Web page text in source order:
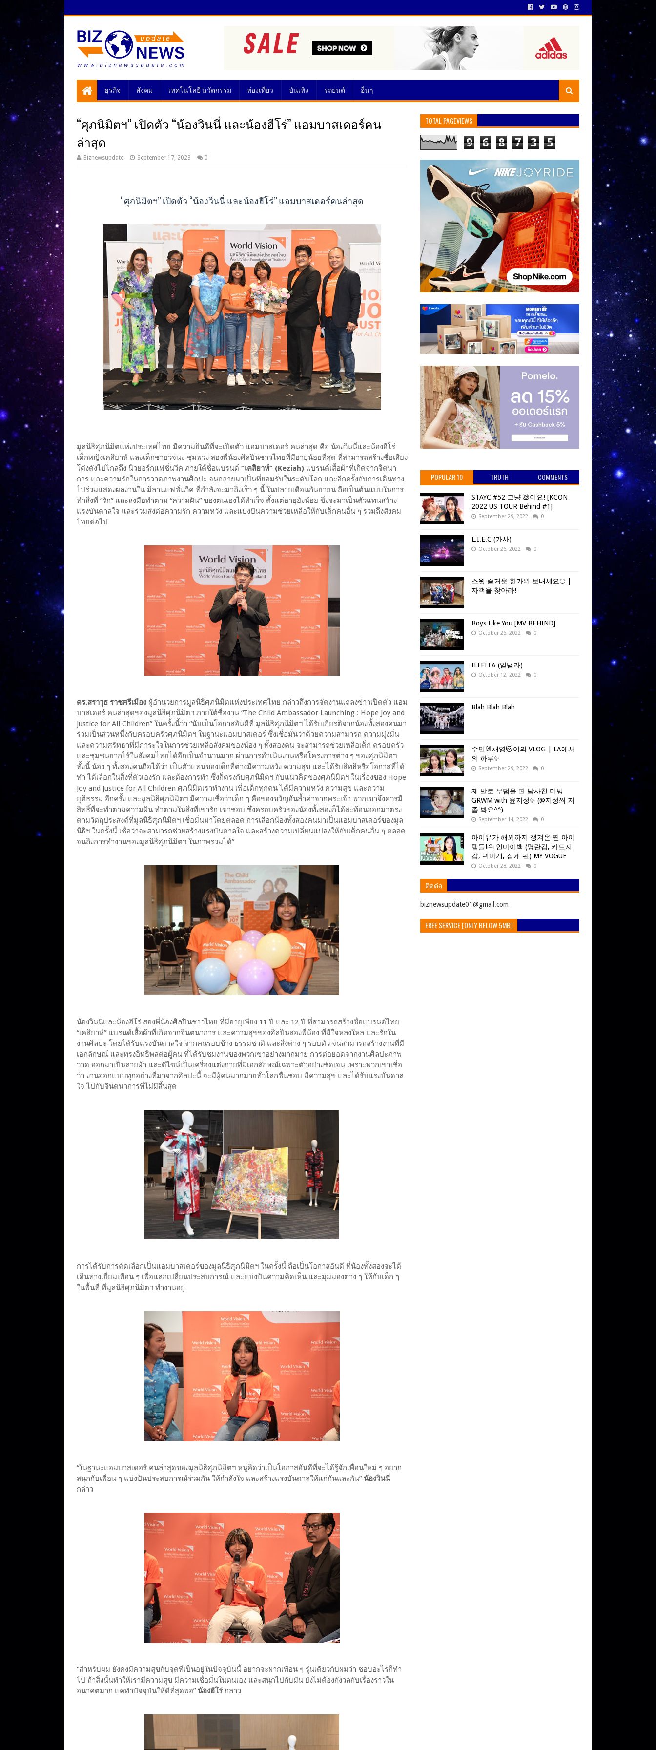
ธุรกิจ สังคม เทคโนโลยี นวัตกรรม ท่องเที่ยว บันเทิง รถยนต์ อื่นๆ
“ศุภนิมิตฯ” เปิดตัว “น้องวินนี่ และน้องฮีโร่” แอมบาสเดอร์คน
ล่าสุด
Biznewsupdate September 17, 2023 0
“ศุภนิมิตฯ” เปิดตัว “น้องวินนี่ และน้องฮีโร่” แอมบาสเดอร์คนล่าสุด
มูลนิธิศุภนิมิตแห่งประเทศไทย มีความยินดีที่จะเปิดตัว แอมบาสเดอร์ คนล่าสุด คือ น้องวินนี่และน้องฮีโร่
เด็กหญิงเคสิยาห์ และเด็กชายวจนะ ชุมพวง สองพี่น้องศิลปินชาวไทยที่มีอายุน้อยที่สุด ที่สามารถสร้างชื่อเสียง
โด่งดังไปไกลถึง นิวยอร์กแฟชั่นวีค ภายใต้ชื่อแบรนด์ “เคสิยาห์” (Keziah) แบรนด์เสื้อผ้าที่เกิดจากจิตนา
การ และความรักในการวาดภาพงานศิลปะ จนกลายมาเป็นที่ยอมรับในระดับโลก และอีกครั้งกับการเดินทาง
ไปร่วมแสดงผลงานใน มิลานแฟชั่นวีค ที่กำลังจะมาถึงเร็ว ๆ นี้ ในปลายเดือนกันยายน ถือเป็นต้นแบบในการ
ทำสิ่งที่ “รัก” และลงมือทำตาม “ความฝัน” ของตนเองได้สำเร็จ ตั้งแต่อายุยังน้อย ซึ่งจะมาเป็นตัวแทนสร้าง
แรงบันดาลใจ และร่วมส่งต่อความรัก ความหวัง และแบ่งปันความช่วยเหลือให้กับเด็กคนอื่น ๆ รวมถึงสังคม
ไทยต่อไป
ดร.สราวุธ ราชศรีเมือง ผู้อำนวยการมูลนิธิศุภนิมิตแห่งประเทศไทย กล่าวถึงการจัดงานแถลงข่าวเปิดตัว แอม
บาสเดอร์ คนล่าสุดของมูลนิธิศุภนิมิตฯ ภายใต้ชื่องาน “The Child Ambassador Launching : Hope Joy and
Justice for All Children” ในครั้งนี้ว่า “นับเป็นโอกาสอันดีที่ มูลนิธิศุภนิมิตฯ ได้รับเกียรติจากน้องทั้งสองคนมา
ร่วมเป็นส่วนหนึ่งกับครอบครัวศุภนิมิตฯ ในฐานะแอมบาสเดอร์ ซึ่งเชื่อมั่นว่าด้วยความสามารถ ความมุ่งมั่น
และความศรัทธาที่มีภาระใจในการช่วยเหลือสังคมของน้อง ๆ ทั้งสองคน จะสามารถช่วยเหลือเด็ก ครอบครัว
และชุมชนยากไร้ในสังคมไทยได้อีกเป็นจำนวนมาก ผ่านการดำเนินงานหรือโครงการต่าง ๆ ของศุภนิมิตฯ
ทั้งนี้ น้อง ๆ ทั้งสองคนถือได้ว่า เป็นตัวแทนของเด็กที่ต่างมีความหวัง ความสุข และได้รับสิทธิหรือโอกาสที่ได้
ทำ ได้เลือกในสิ่งที่ตัวเองรัก และต้องการทำ ซึ่งก็ตรงกับศุภนิมิตฯ กับแนวคิดของศุภนิมิตฯ ในเรื่องของ Hope
Joy and Justice for All Children ศุภนิมิตเราทำงาน เพื่อเด็กทุกคน ได้มีความหวัง ความสุข และความ
ยุติธรรม อีกครั้ง และมูลนิธิศุภนิมิตฯ มีความเชื่อว่าเด็ก ๆ คือของขวัญอันล้ำค่าจากพระเจ้า พวกเขาจึงควรมี
สิทธิ์ที่จะทำตามความฝัน ทำตามในสิ่งที่เขารัก เขาชอบ ซึ่งครอบครัวของน้องทั้งสองก็ได้สะท้อนออกมาตรง
ตามวัตถุประสงค์ที่มูลนิธิศุภนิมิตฯ เชื่อมั่นมาโดยตลอด การเลือกน้องทั้งสองคนมาเป็นแอมบาสเดอร์ของมูล
นิธิฯ ในครั้งนี้ เชื่อว่าจะสามารถช่วยสร้างแรงบันดาลใจ และสร้างความเปลี่ยนแปลงให้กับเด็กคนอื่น ๆ ตลอด
จนถึงการทำงานของมูลนิธิศุภนิมิตฯ ในภาพรวมได้”
น้องวินนี่และน้องฮีโร่ สองพี่น้องศิลปินชาวไทย ที่มีอายุเพียง 11 ปี และ 12 ปี ที่สามารถสร้างชื่อแบรนด์ไทย
“เคสิยาห์” แบรนด์เสื้อผ้าที่เกิดจากจินตนาการ และความสุขของศิลปินสองพี่น้อง ที่มีใจหลงใหล และรักใน
งานศิลปะ โดยได้รับแรงบันดาลใจ จากคนรอบข้าง ธรรมชาติ และสิ่งต่าง ๆ รอบตัว จนสามารถสร้างงานที่มี
เอกลักษณ์ และทรงอิทธิพลต่อผู้คน ที่ได้รับชมงานของพวกเขาอย่างมากมาย การต่อยอดจากงานศิลปะภาพ
วาด ออกมาเป็นลายผ้า และดีไซน์เป็นเครื่องแต่งกายที่มีเอกลักษณ์เฉพาะตัวอย่างชัดเจน เพราะพวกเขาเชื่อ
ว่า งานออกแบบทุกอย่างที่มาจากศิลปะนี้ จะมีผู้คนมากมายทั่วโลกชื่นชอบ มีความสุข และได้รับแรงบันดาล
ใจ ไปกับจินตนาการที่ไม่มีสิ้นสุด
การได้รับการคัดเลือกเป็นแอมบาสเดอร์ของมูลนิธิศุภนิมิตฯ ในครั้งนี้ ถือเป็นโอกาสอันดี ที่น้องทั้งสองจะได้
เดินทางเยี่ยมเพื่อน ๆ เพื่อแลกเปลี่ยนประสบการณ์ และแบ่งปันความคิดเห็น และมุมมองต่าง ๆ ให้กับเด็ก ๆ
ในพื้นที่ ที่มูลนิธิศุภนิมิตฯ ทำงานอยู่
“ในฐานะแอมบาสเดอร์ คนล่าสุดของมูลนิธิศุภนิมิตฯ หนูคิดว่าเป็นโอกาสอันดีที่จะได้รู้จักเพื่อนใหม่ ๆ อยาก
สนุกกับเพื่อน ๆ แบ่งปันประสบการณ์ร่วมกัน ให้กำลังใจ และสร้างแรงบันดาลให้แก่กันและกัน” น้องวินนี่
กล่าว
“สำหรับผม ยังคงมีความสุขกับจุดที่เป็นอยู่ในปัจจุบันนี้ อยากจะฝากเพื่อน ๆ รุ่นเดียวกับผมว่า ชอบอะไรก็ทำ
ไป ถ้าสิ่งนั้นทำให้เรามีความสุข มีความเชื่อมั่นในตนเอง และสนุกไปกับมัน ยังไม่ต้องกังวลกับเรื่องราวใน
อนาคตมาก แค่ทำปัจจุบันให้ดีที่สุดพอ” น้องฮีโร่กล่าว
TOTAL PAGEVIEWS
9 6 8 7 3 5
POPULAR 10 TRUTH COMMENTS
STAYC #52 그냥 💩이요! [KCON
2022 US TOUR Behind #1]
September 29, 2022 0
L.I.E.C (가사)
October 26, 2022 0
스윗 즐거운 한가위 보내세요🌕 |
자객을 찾아라!
Boys Like You [MV BEHIND]
October 26, 2022 0
ILLELLA (일낼라)
October 12, 2022 0
Blah Blah Blah
수민🐰채영🐱이의 VLOG | LA에서
의 하루✨
September 29, 2022 0
제 발로 무덤을 판 남사친 더빙
GRWM with 윤지성✨ (@지성씌 저
좀 봐요^^)
September 14, 2022 0
아이유가 해외까지 챙겨온 찐 아이
템들!👜 인마이백 (명란김, 카드지
갑, 귀마개, 집게 핀) MY VOGUE
October 28, 2022 0
ติดต่อ
ิbiznewsupdate01@gmail.com
FREE SERVICE [ONLY BELOW 5MB]